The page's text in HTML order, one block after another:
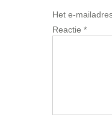
Het e-
Reactie *